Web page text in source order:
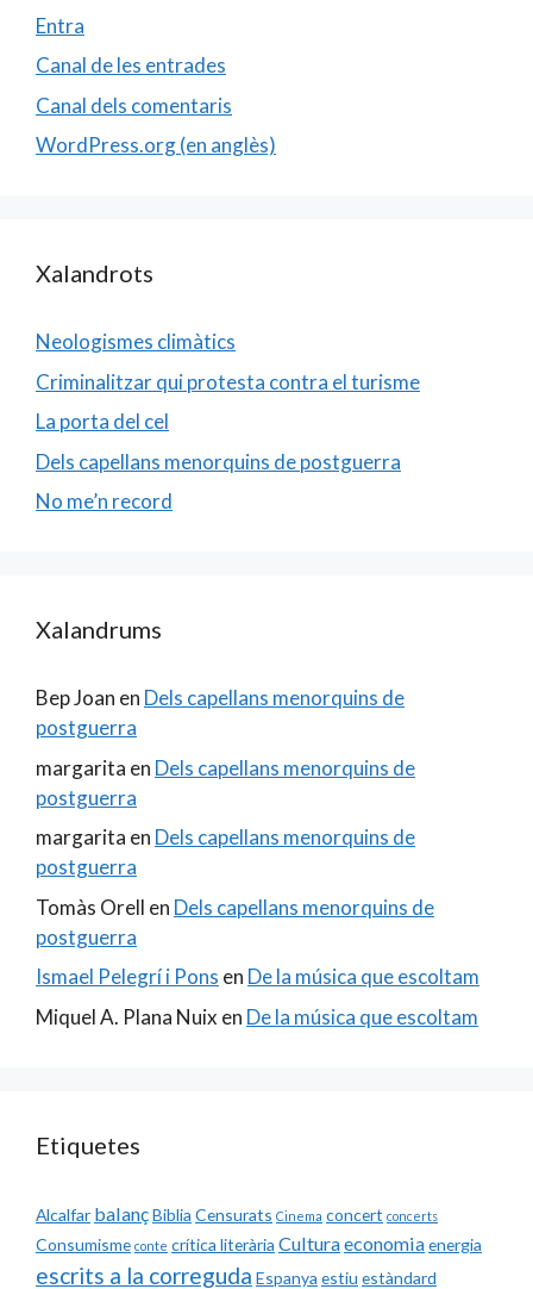
Entra
Canal de les entrades
Canal dels comentaris
WordPress.org (en anglès)
Xalandrots
Neologismes climàtics
Criminalitzar qui protesta contra el turisme
La porta del cel
Dels capellans menorquins de postguerra
No me’n record
Xalandrums
Bep Joan en Dels capellans menorquins de
postguerra
margarita en Dels capellans menorquins de
postguerra
margarita en Dels capellans menorquins de
postguerra
Tomàs Orell en Dels capellans menorquins de
postguerra
Ismael Pelegrí i Pons en De la música que escoltam
Miquel A. Plana Nuix en De la música que escoltam
Etiquetes
Alcalfar balançBiblia Censurats Cinema concert concerts
Consumisme conte crítica literària Culturaeconomiaenergia
escrits a la correguda Espanya estiu estàndard